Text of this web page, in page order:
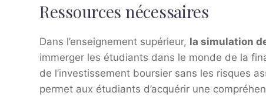
Ressources nécessaires
Dans l’enseignement supérieur, la simulation
immerger les étudiants dans le monde de la
de l’investissement boursier sans les risques
permet aux étudiants d’acquérir une